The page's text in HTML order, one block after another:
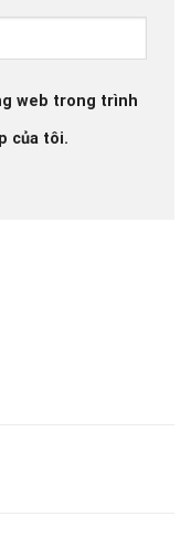
web trong trình
của tôi.